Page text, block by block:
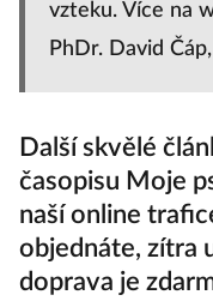
vzteku. Více na
PhDr. David
Další skvělé
časopisu Moje
naší online
objednáte, zítra
doprava je